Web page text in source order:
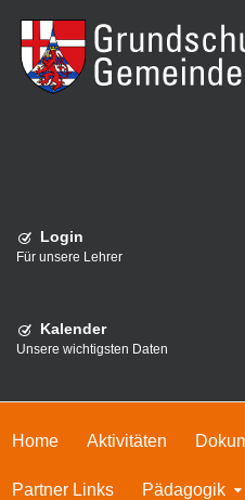
Login
Für unsere Lehrer
Kalender
Unsere wichtigsten Daten
Home Aktivitäten
Partner Links Pädagogik